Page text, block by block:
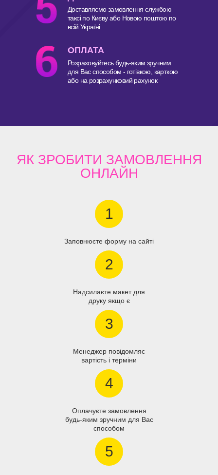
Доставляємо замовлення службою
таксі по Києву або Новою поштою по
всій Україні
ОПЛАТА
Розраховуйтесь будь-яким зручним
для Вас способом - готівкою, карткою
або на розрахунковий рахунок
ЯК ЗРОБИТИ ЗАМОВЛЕННЯ
ОНЛАЙН
1
Заповнюєте форму на сайті
2
Надсилаєте макет для
друку якщо є
3
Менеджер повідомляє
вартість і терміни
4
Оплачуєте замовлення
будь-яким зручним для Вас
способом
5